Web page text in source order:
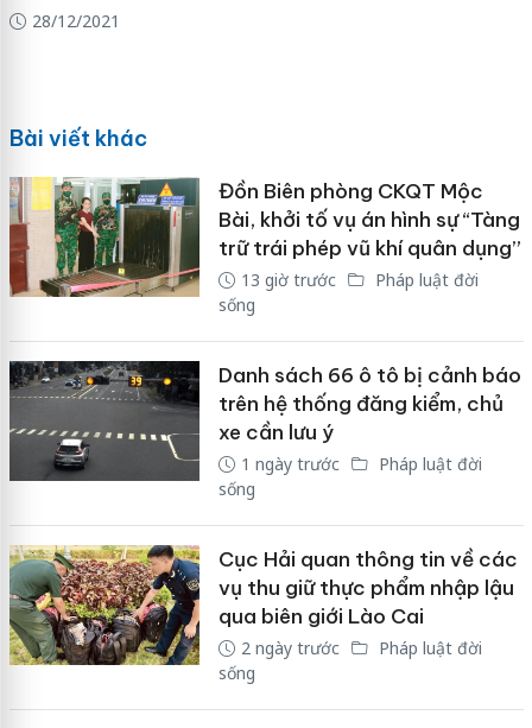
28/12/2021
Bài viết khác
Đồn Biên phòng CKQT Mộc
Bài, khởi tố vụ án hình sự “Tàng
trữ trái phép vũ khí quân dụng”
13 giờ trước
Pháp luật đời
sống
Danh sách 66 ô tô bị cảnh báo
trên hệ thống đăng kiểm, chủ
xe cần lưu ý
1 ngày trước
Pháp luật đời
sống
Cục Hải quan thông tin về các
vụ thu giữ thực phẩm nhập lậu
qua biên giới Lào Cai
2 ngày trước
Pháp luật đời
sống